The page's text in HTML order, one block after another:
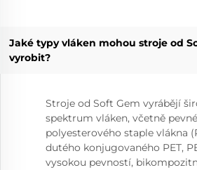
Jaké typy vláken mohou stroje od
vyrobit?
Stroje od Soft Gem vyrábějí
spektrum vláken, včetně
polyesterového staple vlákna
dutého konjugovaného PET,
vysokou pevností,